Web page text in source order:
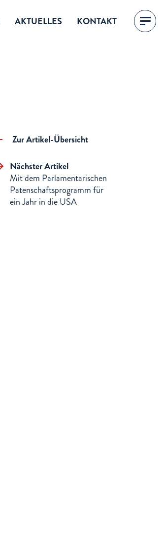
AKTUELLES KONTAKT
Zur Artikel-Übersicht
Nächster Artikel
Mit dem Parlamentarischen
Patenschaftsprogramm für
ein Jahr in die USA